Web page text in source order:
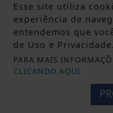
Oliveira. Com sede
tem se
referências
de alta
hospitalar,
até o lar dos
Esse site utiliza
experiência de
entendemos que
de Uso e Privacidade.
PARA MAIS
CLICANDO AQUI